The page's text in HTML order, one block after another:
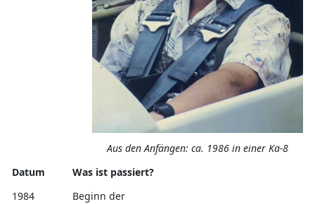
Aus den Anfängen: ca. 1986 in einer Ka-8
Datum
Was ist passiert?
1984
Beginn der